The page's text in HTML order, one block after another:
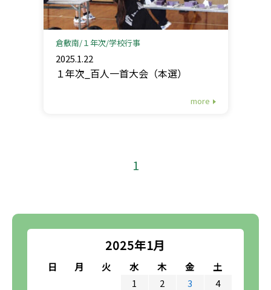
2025年1月
日 月 火 水 木 金
土
1
2 3
4
倉敷南 １年次 学校行事
2025.1.22
１年次_百人一首大会（本選）
more
1